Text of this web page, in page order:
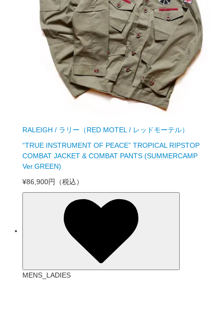
RALEIGH / ラリー（RED MOTEL / レッドモーテル）
“TRUE INSTRUMENT OF PEACE” TROPICAL RIPSTOP
COMBAT JACKET & COMBAT PANTS (SUMMERCAMP
Ver.GREEN)
¥86,900円
（税込）
MENS_LADIES